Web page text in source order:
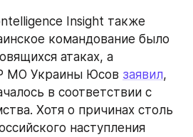
командование было
атаках, а
МО Украины Юсов заявил,
в соответствии с
Хотя о причинах столь
наступления